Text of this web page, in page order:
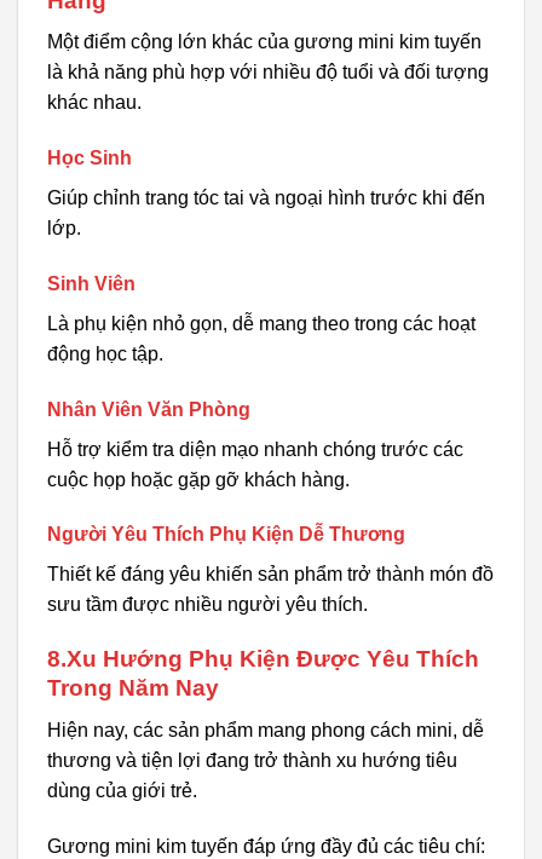
Một điểm cộng lớn khác của gương mini kim tuyến
là khả năng phù hợp với nhiều độ tuổi và đối tượng
khác nhau.
Học Sinh
Giúp chỉnh trang tóc tai và ngoại hình trước khi đến
lớp.
Sinh Viên
Là phụ kiện nhỏ gọn, dễ mang theo trong các hoạt
động học tập.
Nhân Viên Văn Phòng
Hỗ trợ kiểm tra diện mạo nhanh chóng trước các
cuộc họp hoặc gặp gỡ khách hàng.
Người Yêu Thích Phụ Kiện Dễ Thương
Thiết kế đáng yêu khiến sản phẩm trở thành món đồ
sưu tầm được nhiều người yêu thích.
8.Xu Hướng Phụ Kiện Được Yêu Thích
Trong Năm Nay
Hiện nay, các sản phẩm mang phong cách mini, dễ
thương và tiện lợi đang trở thành xu hướng tiêu
dùng của giới trẻ.
Gương mini kim tuyến đáp ứng đầy đủ các tiêu chí: